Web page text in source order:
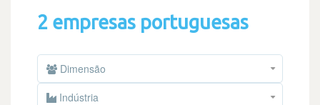
2 empresas portuguesas
Dimensão
Indústria